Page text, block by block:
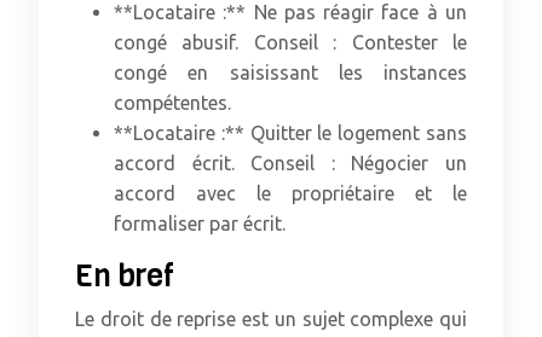
**Locataire :** Ne pas réagir face à un
congé abusif. Conseil : Contester le
congé en saisissant les instances
compétentes.
**Locataire :** Quitter le logement sans
accord écrit. Conseil : Négocier un
accord avec le propriétaire et le
formaliser par écrit.
En bref
Le droit de reprise est un sujet complexe qui